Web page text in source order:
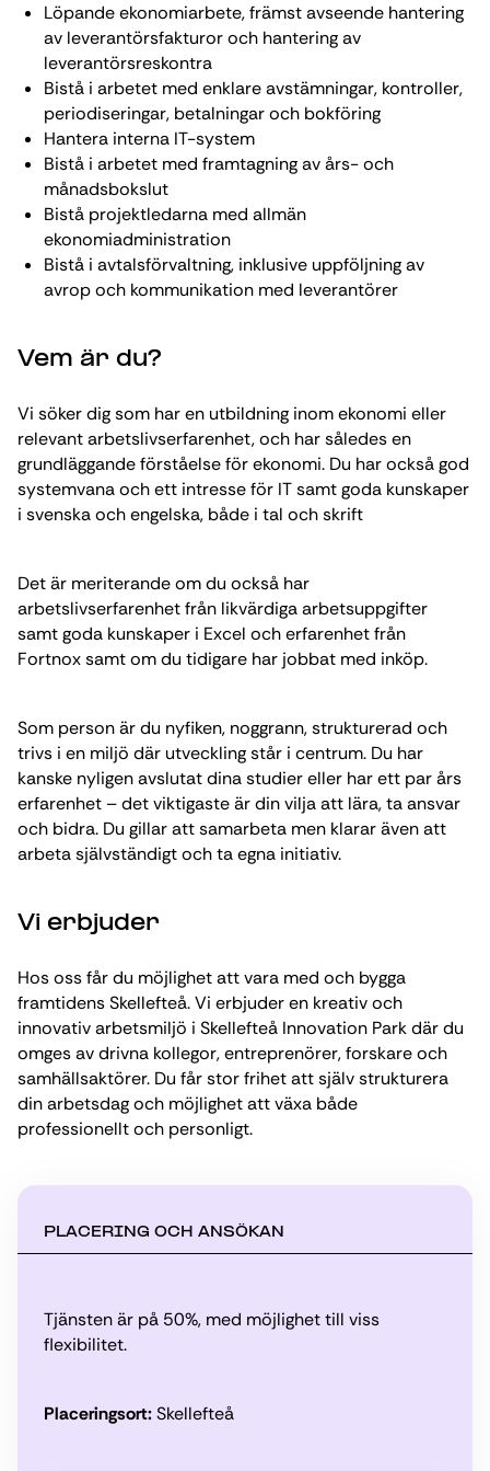
Löpande ekonomiarbete, främst avseende hantering
av leverantörsfakturor och hantering av
leverantörsreskontra
Bistå i arbetet med enklare avstämningar, kontroller,
periodiseringar, betalningar och bokföring
Hantera interna IT-system
Bistå i arbetet med framtagning av års- och
månadsbokslut
Bistå projektledarna med allmän
ekonomiadministration
Bistå i avtalsförvaltning, inklusive uppföljning av
avrop och kommunikation med leverantörer
Vem är du?
Vi söker dig som har en utbildning inom ekonomi eller
relevant arbetslivserfarenhet, och har således en
grundläggande förståelse för ekonomi. Du har också god
systemvana och ett intresse för IT samt goda kunskaper
i svenska och engelska, både i tal och skrift
Det är meriterande om du också har
arbetslivserfarenhet från likvärdiga arbetsuppgifter
samt goda kunskaper i Excel och erfarenhet från
Fortnox samt om du tidigare har jobbat med inköp.
Som person är du nyfiken, noggrann, strukturerad och
trivs i en miljö där utveckling står i centrum. Du har
kanske nyligen avslutat dina studier eller har ett par års
erfarenhet – det viktigaste är din vilja att lära, ta ansvar
och bidra. Du gillar att samarbeta men klarar även att
arbeta självständigt och ta egna initiativ.
Vi erbjuder
Hos oss får du möjlighet att vara med och bygga
framtidens Skellefteå. Vi erbjuder en kreativ och
innovativ arbetsmiljö i Skellefteå Innovation Park där du
omges av drivna kollegor, entreprenörer, forskare och
samhällsaktörer. Du får stor frihet att själv strukturera
din arbetsdag och möjlighet att växa både
professionellt och personligt.
PLACERING OCH ANSÖKAN
Tjänsten är på 50%, med möjlighet till viss
flexibilitet.
Placeringsort:Skellefteå